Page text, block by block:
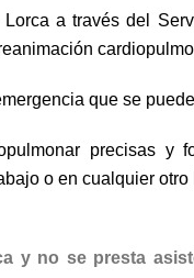
a través del
que se
precisas y
o en cualquier otro
y no se presta